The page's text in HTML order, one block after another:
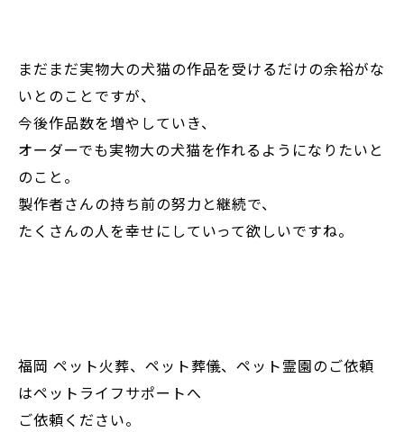
まだまだ実物大の犬猫の作品を受けるだけの余裕がな
いとのことですが、
今後作品数を増やしていき、
オーダーでも実物大の犬猫を作れるようになりたいと
のこと。
製作者さんの持ち前の努力と継続で、
たくさんの人を幸せにしていって欲しいですね。
福岡 ペット火葬、ペット葬儀、ペット霊園のご依頼
はペットライフサポートへ
ご依頼ください。